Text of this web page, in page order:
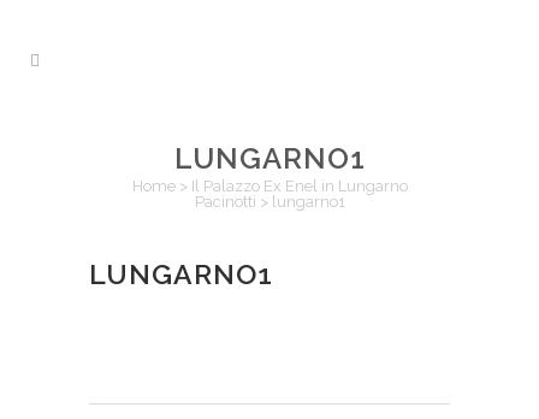
LUNGARNO1
Home> Il Palazzo Ex Enel in Lungarno
Pacinotti > lungarno1
LUNGARNO1